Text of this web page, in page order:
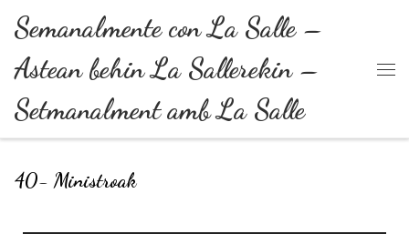
Skip to content
Semanalmente con La Salle –
Astean behin La Sallerekin –
Setmanalment amb La Salle
40- Ministroak